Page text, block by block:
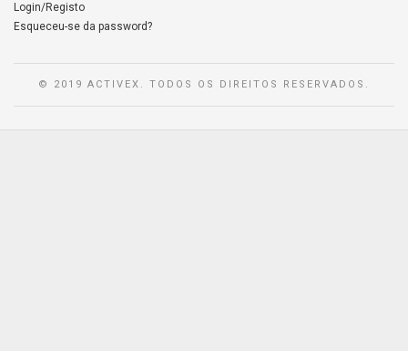
Login/Registo
Esqueceu-se da password?
© 2019 ACTIVEX. TODOS OS DIREITOS RESERVADOS.